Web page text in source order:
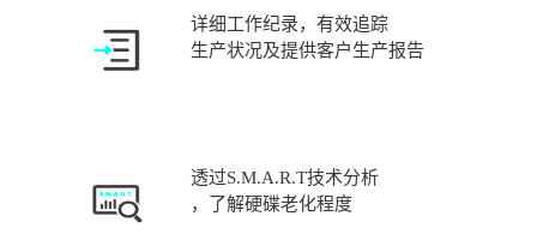
详细工作纪录，有效追踪
生产状况及提供客户生产报告
透过S.M.A.R.T技术分析
，了解硬碟老化程度